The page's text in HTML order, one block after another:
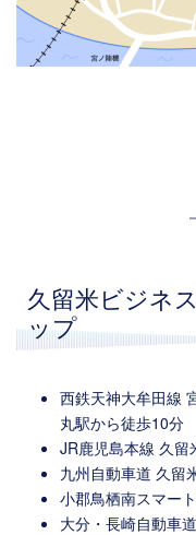
久留米ビジネ
ップ
西鉄天神大牟田線
丸駅から徒歩10分
JR鹿児島本線 久留
九州自動車道 久留
小郡鳥栖南スマー
大分・長崎自動車